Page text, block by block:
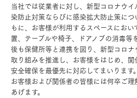
当社では従業者に対し、新型コロナウ
染防止対策ならびに感染拡大防止策につ
もに、お客様が利用するスペースにお
置、テーブルや椅子、ドアノブの消毒等
後も保健所等と連携を図り、新型コロ
取り組みを推進し、お客様をはじめ、
安全確保を最優先に対応してまいります。
お客様および関係者の皆様には何卒ご
あげます。